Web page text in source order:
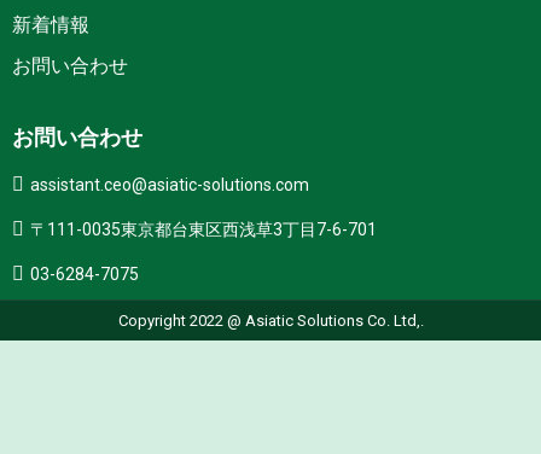
新着情報
お問い合わせ
お問い合わせ
assistant.ceo@asiatic-solutions.com
〒111-0035東京都台東区西浅草3丁目7-6-701
03-6284-7075
Copyright 2022 @ Asiatic Solutions Co. Ltd,.